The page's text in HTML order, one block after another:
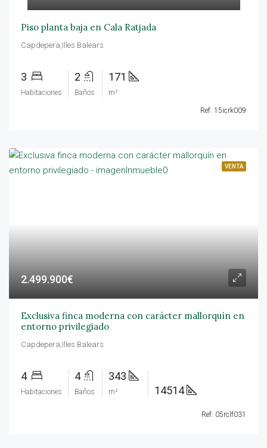
Piso planta baja en Cala Ratjada
Capdepera,Illes Balears
3
Habitaciones
2
Baños
171
m²
Ref: 15icrk009
VENTA
2.499.900€
Exclusiva finca moderna con carácter mallorquín en
entorno privilegiado
Capdepera,Illes Balears
4
Habitaciones
4
Baños
343
m² 14514
Ref: 05rclf031